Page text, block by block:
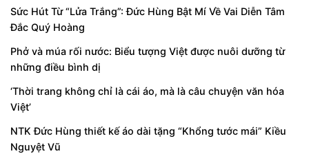
Sức Hút Từ “Lửa Trắng”: Đức Hùng Bật Mí Về Vai Diễn Tâm
Đắc Quý Hoàng
Phở và múa rối nước: Biểu tượng Việt được nuôi dưỡng từ
những điều bình dị
‘Thời trang không chỉ là cái áo, mà là câu chuyện văn hóa
Việt’
NTK Đức Hùng thiết kế áo dài tặng “Khổng tước mái” Kiều
Nguyệt Vũ